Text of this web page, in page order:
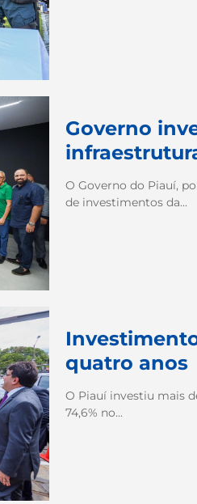
Governo
O Governo do Piauí,
de investimentos da...
quatro anos
O Piauí investiu mais
74,6% no...